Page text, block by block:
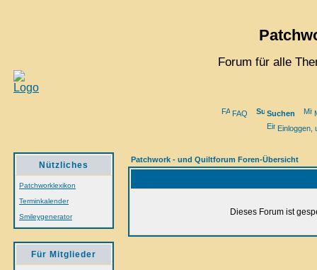
Forum für alle
FAQ Suchen
Einloggen,
Nützliches
Patchworklexikon
Terminkalender
Smileygenerator
Für Mitglieder
Patchwork - und Quiltforum Foren-Übersicht
Dieses Forum ist